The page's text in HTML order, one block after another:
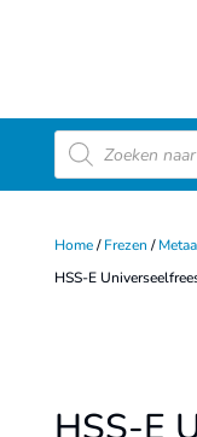
Producten
zoeken
Home/Frezen /
HSS-E